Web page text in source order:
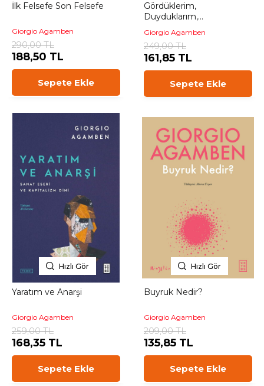
İlk Felsefe Son Felsefe
Giorgio Agamben
290,00 TL
188,50 TL
Sepete Ekle
Gördüklerim,
Duyduklarım,
Giorgio Agamben
249,00 TL
161,85 TL
Sepete Ekle
Hızlı Gör
Yaratım ve Anarşi
Giorgio Agamben
259,00 TL
168,35 TL
Sepete Ekle
Hızlı Gör
Buyruk Nedir?
Giorgio Agamben
209,00 TL
135,85 TL
Sepete Ekle